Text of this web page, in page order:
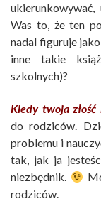
Was to, że ten
nadal figuruje
inne takie
szkolnych)?
Kiedy twoja
do rodziców.
problemu i
tak, jak ja
niezbędnik.
rodziców.